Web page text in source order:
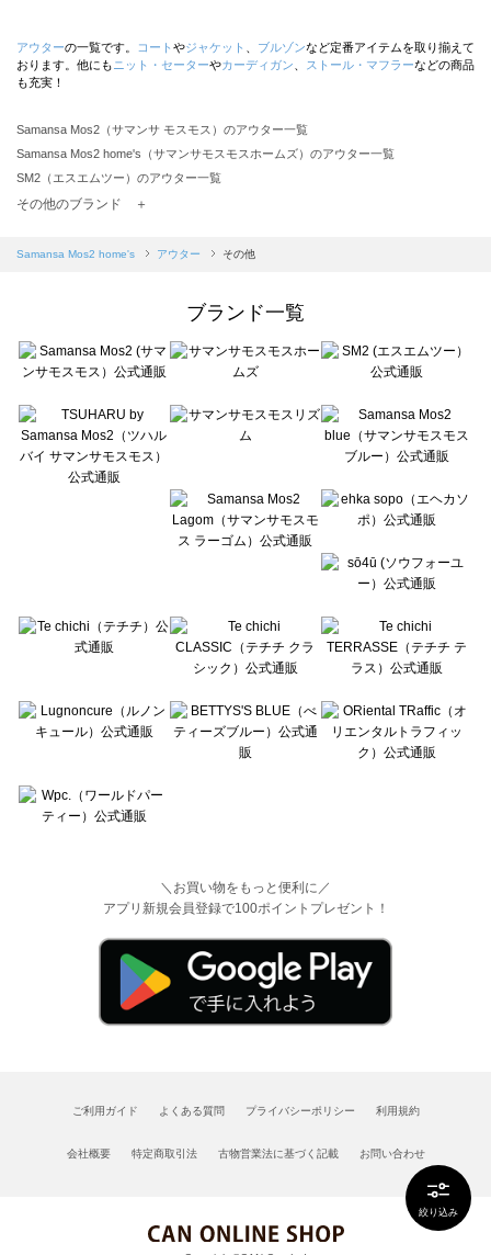
絞り込み
アウターの一覧です。 コート やジャケット ブルゾンなど定番アイテムを取り揃えて
おります。他にも ニット・セーターやカーディガン ストール・マフラーなどの商品
も充実！
Samansa Mos2（サマンサ モスモス）のアウター一覧
Samansa Mos2 home's（サマンサモスモスホームズ）のアウター一覧
SM2（エスエムツー）のアウター一覧
TSUHARU by Samansa Mos2（ツハルバイサマンサモスモス）のアウター一覧
Samansa Mos2 blue（サマンサモスモス ブルー）のアウター一覧
sō4ū（ソウフォーユー）のアウター一覧
Te chichi（テチチ）のアウター一覧
Te chichi CLASSIC（テチチ クラシック）のアウター一覧
Lugnoncure（ルノンキュール）のアウター一覧
BETTY'S BLUE（べティーズブルー）のアウター一覧
Wpc.（ワールドパーティー）のアウター一覧
その他のブランド ＋
Samansa Mos2 home's アウター その他
ブランド一覧
＼お買い物をもっと便利に／
アプリ新規会員登録で100ポイントプレゼント！
ご利用ガイド よくある質問 プライバシーポリシー 利用規約
会社概要 特定商取引法 古物営業法に基づく記載 お問い合わせ